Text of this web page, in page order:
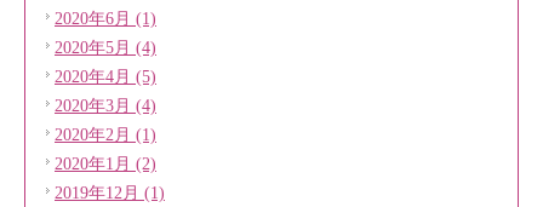
2020年6月 (1)
2020年5月 (4)
2020年4月 (5)
2020年3月 (4)
2020年2月 (1)
2020年1月 (2)
2019年12月 (1)